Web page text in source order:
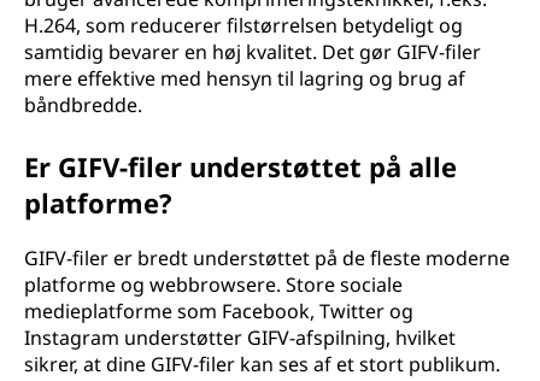
H.264, som reducerer filstørrelsen betydeligt og
samtidig bevarer en høj kvalitet. Det gør GIFV-filer
mere effektive med hensyn til lagring og brug af
båndbredde.
Er GIFV-filer understøttet på alle
platforme?
GIFV-filer er bredt understøttet på de fleste moderne
platforme og webbrowsere. Store sociale
medieplatforme som Facebook, Twitter og
Instagram understøtter GIFV-afspilning, hvilket
sikrer, at dine GIFV-filer kan ses af et stort publikum.